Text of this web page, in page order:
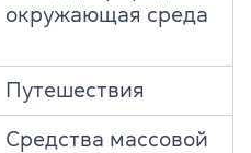
окружающая среда
Путешествия
Средства массовой